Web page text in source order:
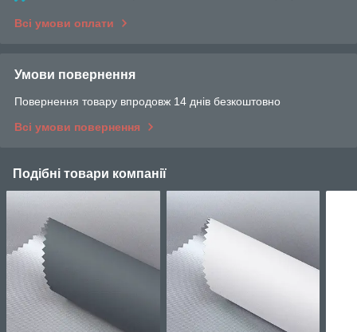
Всі умови оплати
Умови повернення
Повернення товару впродовж 14 днів безкоштовно
Всі умови повернення
Подібні товари компанії